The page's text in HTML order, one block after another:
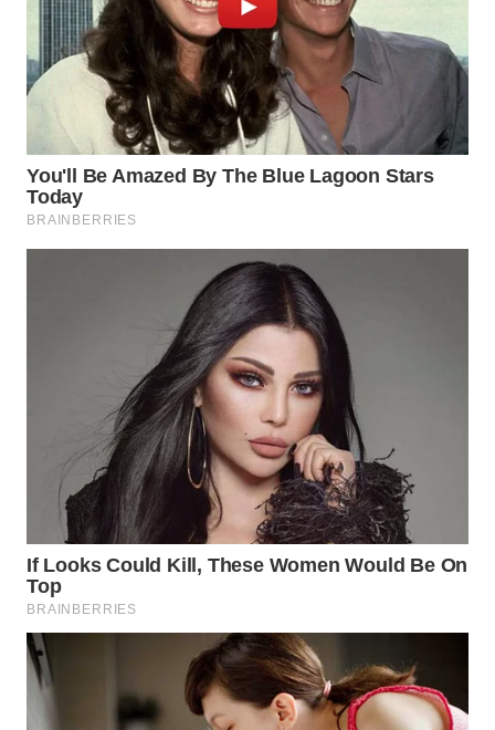
WN
SAMOSIR
WN
PADANG
LAWAS
KEPULAUAN
SERIBU
WN
TANGERANG
WN
BINJAI
CIREBON